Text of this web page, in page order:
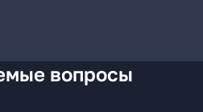
вопросы